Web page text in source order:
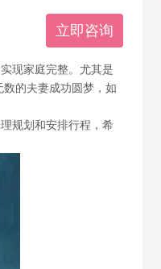
立即咨询
现家庭完整。尤其是
的夫妻成功圆梦，如
规划和安排行程，希